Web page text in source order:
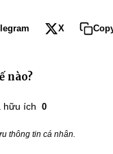
X
nào?
hữu ích 0
thông tin cá nhân.